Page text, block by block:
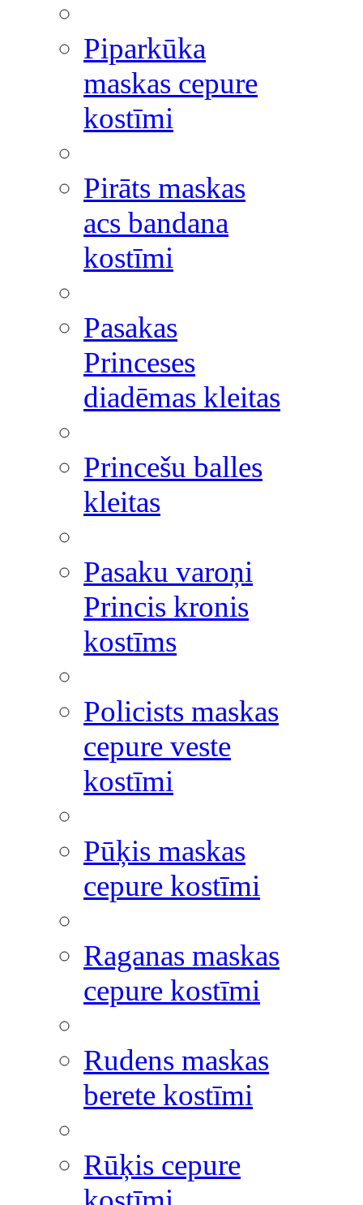
Piparkūka
maskas cepure
kostīmi
Pirāts maskas
acs bandana
kostīmi
Pasakas
Princeses
diadēmas kleitas
Princešu balles
kleitas
Pasaku varoņi
Princis kronis
kostīms
Policists maskas
cepure veste
kostīmi
Pūķis maskas
cepure kostīmi
Raganas maskas
cepure kostīmi
Rudens maskas
berete kostīmi
Rūķis cepure